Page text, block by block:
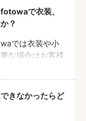
、サイト内のメ
談をおすすめい
なこと、お願い
のイメージなど
ください。
ョンをとりなが
んの素敵な表情
たします。
で衣装、
？
では衣装や小
な場合はお客様
ります。
トが大好きなお
すすめしており
せやすくなるた
きなかったらど